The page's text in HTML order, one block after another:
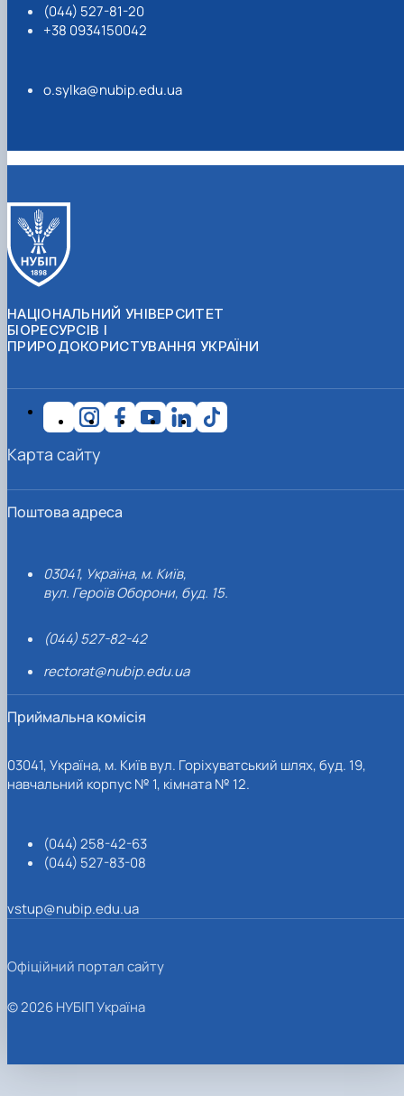
(044) 527-81-20
+38 0934150042
o.sylka@nubip.edu.ua
НАЦІОНАЛЬНИЙ УНІВЕРСИТЕТ
БІОРЕСУРСІВ І
ПРИРОДОКОРИСТУВАННЯ УКРАЇНИ
Поштова адреса
03041, Україна, м. Київ,
вул. Героїв Оборони, буд. 15.
(044) 527-82-42
rectorat@nubip.edu.ua
Приймальна комісія
03041, Україна, м. Київ вул. Горіхуватський шлях, буд. 19,
навчальний корпус № 1, кімната № 12.
(044) 258-42-63
(044) 527-83-08
vstup@nubip.edu.ua
Карта сайту
Офіційний портал сайту
© 2026 НУБІП Україна